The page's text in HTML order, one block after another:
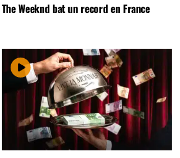
The Weeknd bat un record en France